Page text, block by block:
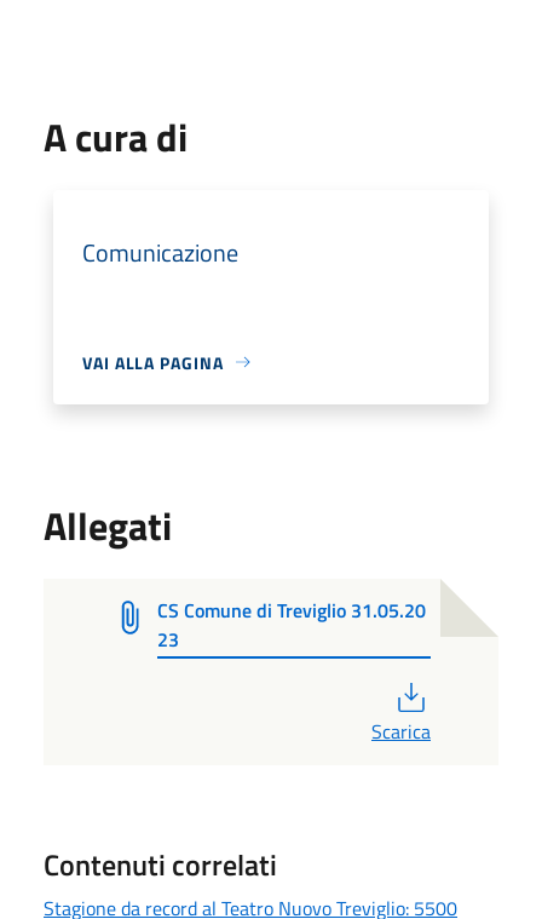
A cura di
Comunicazione
VAI ALLA PAGINA
Allegati
CS Comune di Treviglio 31.05.20
23
Scarica
Contenuti correlati
Stagione da record al Teatro Nuovo Treviglio: 5500